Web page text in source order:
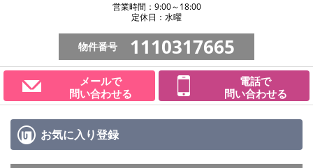
営業時間：9:00～18:00
定休日：水曜
物件番号 1110317665
メールで
問い合わせる
電話で
問い合わせる
お気に入り登録